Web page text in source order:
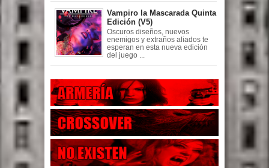
Vampiro la Mascarada Quinta
Edición (V5)
Oscuros diseños, nuevos
enemigos y extraños aliados te
esperan en esta nueva edición
del juego ...